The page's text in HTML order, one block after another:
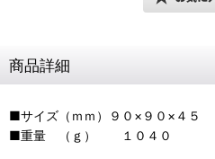
商品詳細
■サイズ（ｍｍ）９０×９０×４５
■重量 （ｇ） １０４０